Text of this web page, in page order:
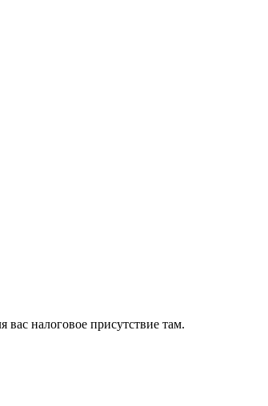
налоговое присутствие там.